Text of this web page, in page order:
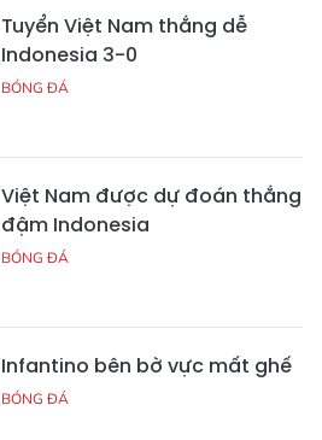
Tuyển Việt Nam thắng dễ
Indonesia 3-0
BÓNG ĐÁ
Việt Nam được dự đoán thắng
đậm Indonesia
BÓNG ĐÁ
Infantino bên bờ vực mất ghế
BÓNG ĐÁ